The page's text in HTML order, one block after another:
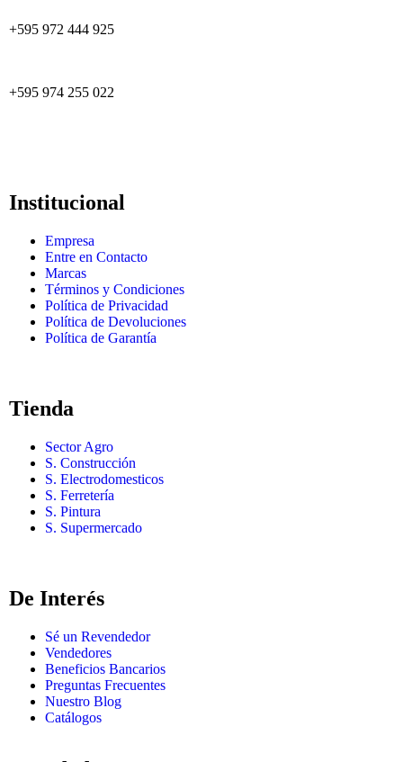
+595 972 444 925
+595 974 255 022
Institucional
Empresa
Entre en Contacto
Marcas
Términos y Condiciones
Política de Privacidad
Política de Devoluciones
Política de Garantía
Tienda
Sector Agro
S. Construcción
S. Electrodomesticos
S. Ferretería
S. Pintura
S. Supermercado
De Interés
Sé un Revendedor
Vendedores
Beneficios Bancarios
Preguntas Frecuentes
Nuestro Blog
Catálogos